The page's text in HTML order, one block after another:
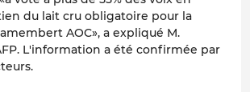
du lait cru obligatoire pour la
AOC», a expliqué M.
L'information a été confirmée par